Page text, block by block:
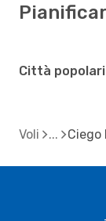
Città popolari
Voli Ciego